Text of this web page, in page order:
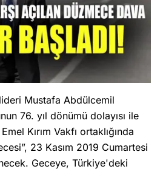
lideri Mustafa Abdülcemil
76. yıl dönümü dolayısı ile
Kırım Vakfı ortaklığında
23 Kasım 2019 Cumartesi
Geceye, Türkiye'deki